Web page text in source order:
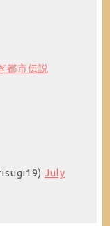
都市伝説
July